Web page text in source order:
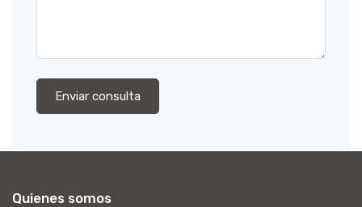
Enviar consulta
Quienes somos